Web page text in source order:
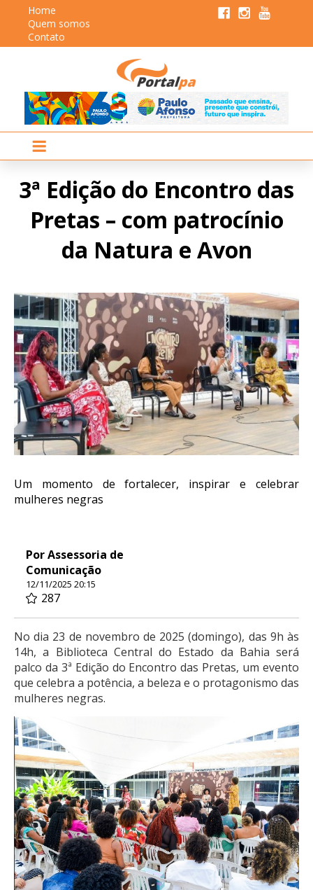
Home
Quem somos
Contato
3ª Edição do Encontro das
Pretas – com patrocínio
da Natura e Avon
Um momento de fortalecer, inspirar e celebrar
mulheres negras
Por Assessoria de
Comunicação
12/11/2025 20:15
287
No dia 23 de novembro de 2025 (domingo), das 9h às
14h, a Biblioteca Central do Estado da Bahia será
palco da 3ª Edição do Encontro das Pretas, um evento
que celebra a potência, a beleza e o protagonismo das
mulheres negras.